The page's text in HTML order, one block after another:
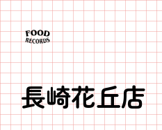
内
容
を
キ
ッ
プ
長崎花丘店